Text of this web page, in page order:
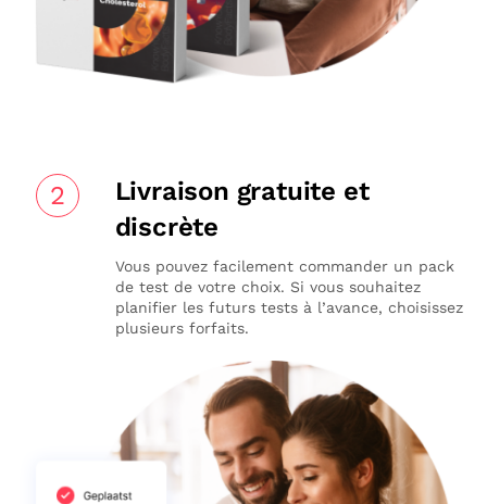
2
Livraison gratuite et
discrète
Vous pouvez facilement commander un pack
de test de votre choix. Si vous souhaitez
planifier les futurs tests à l’avance, choisissez
plusieurs forfaits.